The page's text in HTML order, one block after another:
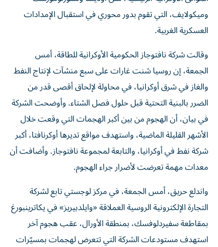
وميكولايف، التي تقوم بدور محوري في استقبال الإمدادات
العسكرية الغربية.
وقالت شركة نافتوجاز ‌الحكومية الأوكرانية للطاقة، أمس
الجمعة، ​إن روسيا شنت ‌غارات على سبع ‌منشآت لإنتاج النفط
والغاز في شرق أوكرانيا، ‌في محاولة لإلحاق أقصى ‌قدر من
الضرر بالبنية التحتية قبل حلول فصل الشتاء. وأوضحت الشركة
في بيان، أن الهجوم من ​بين ‌أكبر الهجمات التي وقعت ‌خلال
الأشهر القليلة الماضية، واستهدف مواقع تديرها ‌أوكرنافتا، أكبر
شركة ‌نفط في أوكرانيا، والتابعة ‌لمجموعة نافتوجاز. وأضافت أن
معدات مهمة تعرضت لأضرار ​جراء الهجوم.
واندلع حريق، أمس الجمعة، في مركز لوجستي تابع لشركة
التجارة الإلكترونية الروسية العملاقة «وايلدبيريز» في يكاترينبورغ
بمقاطعة سفيردلوفسك، بمنطقة الأورال، عقب هجوم آخر
استهدف مستودعات الشركة التي تتعرض لهجمات بمسيّرات